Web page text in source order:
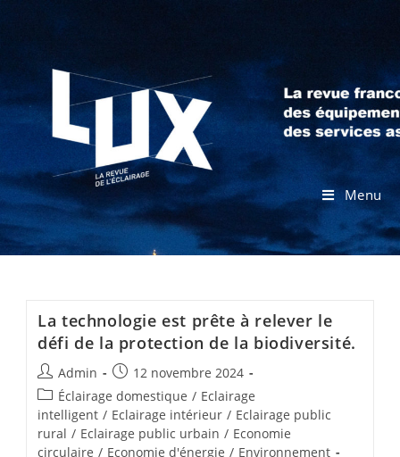
Menu
La technologie est prête à relever le
défi de la protection de la biodiversité.
Admin
12 novembre 2024
Éclairage domestique / Eclairage
intelligent / Eclairage intérieur / Eclairage public
rural / Eclairage public urbain / Economie
circulaire / Economie d'énergie / Environnement